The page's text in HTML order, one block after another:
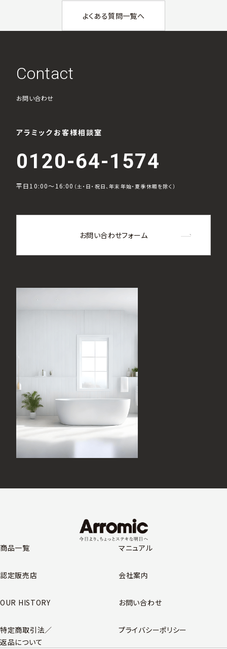
よくある質問一覧へ
Contact
お問い合わせ
アラミックお客様相談室
0120-64-1574
平日10:00～16:00 （土・日・祝日、年末年始・夏季休暇を除く）
お問い合わせフォーム
商品一覧 マニュアル
認定販売店 会社案内
OUR HISTORY お問い合わせ
特定商取引法／
返品について
プライバシーポリシー